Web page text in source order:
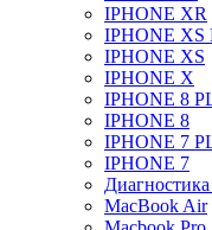
IPHONE XR
IPHONE XS
IPHONE XS
IPHONE X
IPHONE 8
IPHONE 8
IPHONE 7
IPHONE 7
MacBook Air